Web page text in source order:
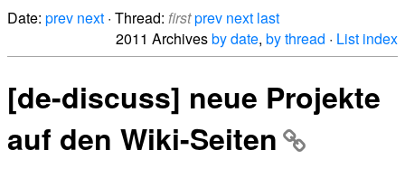
Date: prev next · Thread: firstprev next last
2011 Archivesby date, by thread · List index
[de-discuss] neue Projekte
auf den Wiki-Seiten